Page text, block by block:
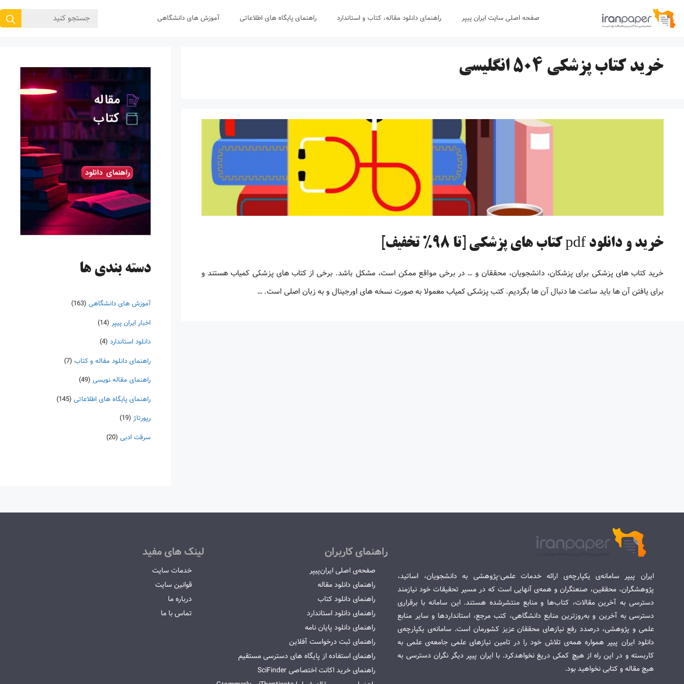
پرش
صفحه اصلی سایت ایران پیپر راهنمای دانلود مقاله، کتاب و استاندارد راهنمای پایگاه های اطلاعاتی آموزش های دانشگاهی
جستجوی
خرید کتاب پزشکی ۵۰۴ انگلیسی
خرید و دانلود pdf کتاب های پزشکی [تا 98% تخفیف]
خرید کتاب های پزشکی برای پزشکان، دانشجویان، محققان و … در برخی مواقع ممکن است، مشکل باشد. برخی از کتاب های پزشکی کمیاب هستند و
برای یافتن آن ها باید ساعت ها دنبال آن ها بگردیم. کتب پزشکی کمیاب معمولا به صورت نسخه های اورجینال و به زبان اصلی است. …
دسته‌ بندی ها
آموزش های دانشگاهی (163)
اخبار ایران پیپر (14)
دانلود استاندارد (4)
راهنمای دانلود مقاله و کتاب (7)
راهنمای مقاله نویسی (49)
راهنمای پایگاه های اطلاعاتی (145)
رپورتاژ (19)
سرقت ادبی (20)
ایران پیپر سامانه‌ی یکپارچه‌ی ارائه خدمات علمی-پژوهشی به دانشجویان، اساتید،
پژوهشگران، محققین، صنعتگران و همه‌ی آنهایی است که در مسیر تحقیقات خود نیازمند
دسترسی به آخرین مقالات، کتاب‌ها و منابع منتشرشده هستند. این سامانه با برقراری
دسترسی به آخرین و به‌روزترین منابع دانشگاهی، کتب مرجع، استانداردها و سایر منابع
علمی و پژوهشی، درصدد رفع نیازهای محققان عزیز کشورمان است. سامانه‌ی یکپارچه‌ی
دانلود ایران پیپر همواره همه‌ی تلاش خود را در تامین نیازهای علمی جامعه‌ی علمی به
کاربسته و در این راه از هیچ کمکی دریغ نخواهدکرد. با ایران پیپر دیگر نگران دسترسی به
هیچ مقاله و کتابی نخواهید بود.
راهنمای کاربران
صفحه‌ی اصلی ایران‌پیپر
راهنمای دانلود مقاله
راهنمای دانلود کتاب
راهنمای دانلود استاندارد
راهنمای دانلود پایان نامه
راهنمای ثبت درخواست آفلاین
راهنمای استفاده از پایگاه های دسترسی مستقیم
راهنمای خرید اکانت اختصاصی SciFinder
لینک های مفید
خدمات سایت
قوانین سایت
درباره ما
تماس با ما